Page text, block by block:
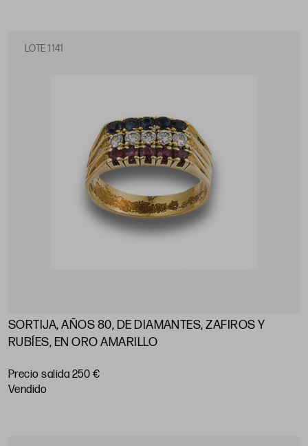
LOTE 1141
SORTIJA, AÑOS 80, DE DIAMANTES, ZAFIROS Y
RUBÍES, EN ORO AMARILLO
Precio salida 250 €
vendido